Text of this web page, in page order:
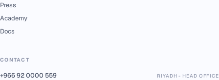
Press
Academy
Docs
CONTACT
+966 92 0000 559 RIYADH - HEAD OFFICE